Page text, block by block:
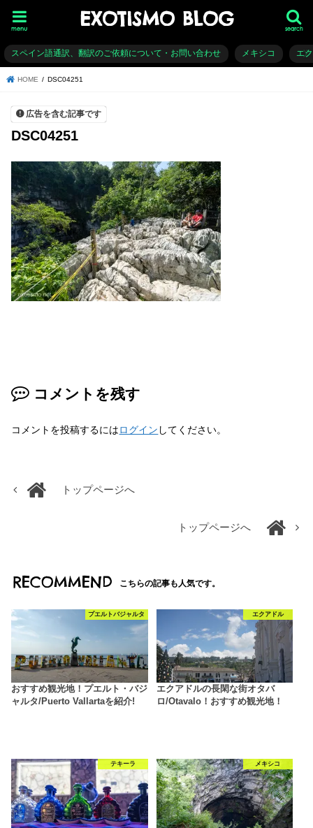
EXOTISMO BLOG search
menu
スペイン語通訳、翻訳のご依頼について・お問い合わせ メキシコ エ
HOME DSC04251
広告を含む記事です
DSC04251
コメントを残す
コメントを投稿するにはログイン してください。
トップページへ
トップページへ
RECOMMEND こちらの記事も人気です。
プエルトバジャルタ
おすすめ観光地！プエルト・バジ
ャルタ/Puerto Vallartaを紹介!
エクアドル
エクアドルの長閑な街オタバ
ロ/Otavalo！おすすめ観光地！
テキーラ メキシコ